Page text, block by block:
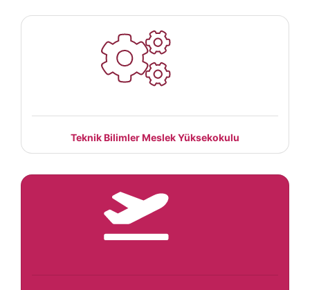
Teknik Bilimler Meslek Yüksekokulu